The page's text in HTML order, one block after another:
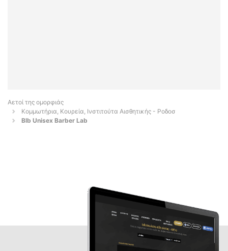
Αετοί της ομορφιάς
Κομμωτήρια, Κουρεία, Ινστιτούτα Αισθητικής - Ροδοσ
Blb Unisex Barber Lab